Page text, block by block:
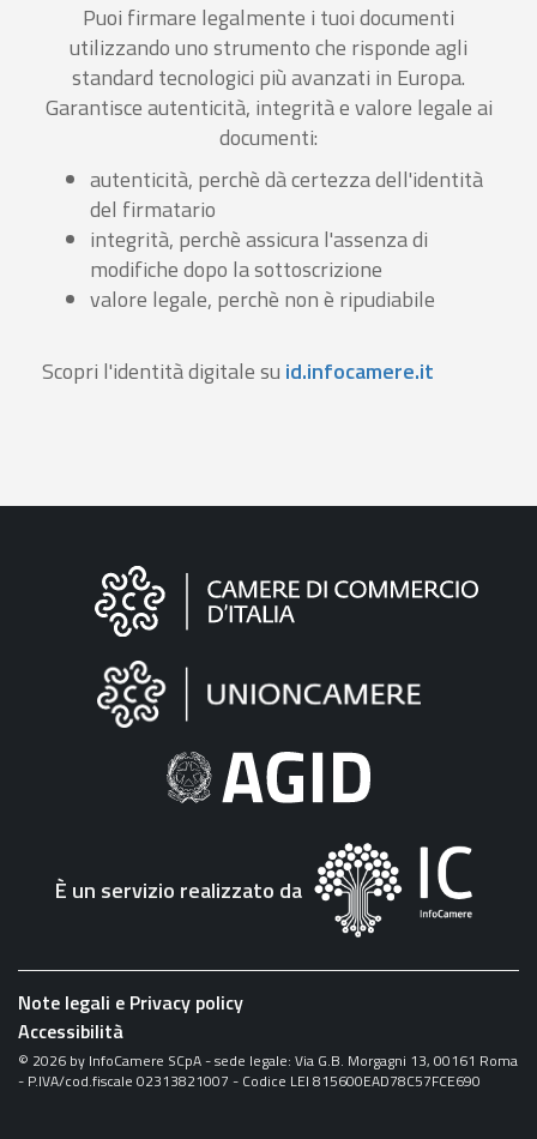
Puoi firmare legalmente i tuoi documenti
utilizzando uno strumento che risponde agli
standard tecnologici più avanzati in Europa.
Garantisce autenticità, integrità e valore legale ai
documenti:
autenticità, perchè dà certezza dell'identità
del firmatario
integrità, perchè assicura l'assenza di
modifiche dopo la sottoscrizione
valore legale, perchè non è ripudiabile
Scopri l'identità digitale su id.infocamere.it
Informazioni
"Fattura
Elettronica"
È un servizio realizzato da
Note legali e Privacy policy
Accessibilità
© 2026 by InfoCamere SCpA - sede legale: Via G.B. Morgagni 13, 00161 Roma
- P.IVA/cod.fiscale 02313821007 - Codice LEI 815600EAD78C57FCE690